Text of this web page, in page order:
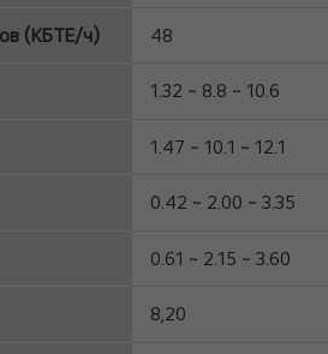
(КБТЕ/ч) 48
1.32 ~ 8.8 ~ 10.6
1.47 ~ 10.1 ~ 12.1
0.42 ~ 2.00 ~
0.61 ~ 2.15 ~ 3.60
8,20